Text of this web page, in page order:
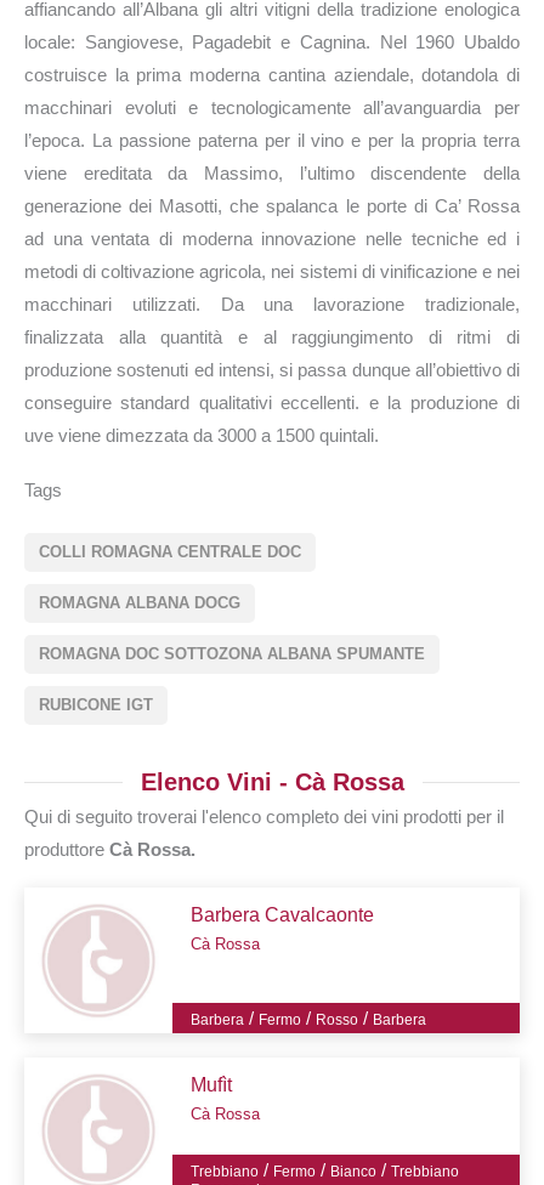
affiancando all’Albana gli altri vitigni della tradizione enologica
locale: Sangiovese, Pagadebit e Cagnina. Nel 1960 Ubaldo
costruisce la prima moderna cantina aziendale, dotandola di
macchinari evoluti e tecnologicamente all’avanguardia per
l’epoca. La passione paterna per il vino e per la propria terra
viene ereditata da Massimo, l’ultimo discendente della
generazione dei Masotti, che spalanca le porte di Ca’ Rossa
ad una ventata di moderna innovazione nelle tecniche ed i
metodi di coltivazione agricola, nei sistemi di vinificazione e nei
macchinari utilizzati. Da una lavorazione tradizionale,
finalizzata alla quantità e al raggiungimento di ritmi di
produzione sostenuti ed intensi, si passa dunque all’obiettivo di
conseguire standard qualitativi eccellenti. e la produzione di
uve viene dimezzata da 3000 a 1500 quintali.
Tags
COLLI ROMAGNA CENTRALE DOC
ROMAGNA ALBANA DOCG
ROMAGNA DOC SOTTOZONA ALBANA SPUMANTE
RUBICONE IGT
Elenco Vini - Cà Rossa
Qui di seguito troverai l'elenco completo dei vini prodotti per il
produttore Cà Rossa.
Barbera Cavalcaonte
Cà Rossa
Barbera / Fermo / Rosso / Barbera
Mufìt
Cà Rossa
Trebbiano / Fermo / Bianco /Trebbiano